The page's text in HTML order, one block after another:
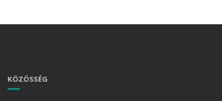
KÖZÖSSÉG